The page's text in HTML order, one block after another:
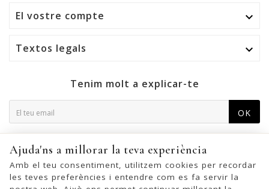
El vostre compte 
Textos legals 
Tenim molt a explicar-te
OK
això, trobeu la nostra informació de contacte a l'avís legal.
Ajuda'ns a millorar la teva experiència
Amb el teu consentiment, utilitzem cookies per recordar
les teves preferències i entendre com es fa servir la